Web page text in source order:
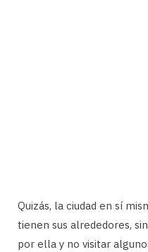
Quizás, la ciudad en sí
tienen sus alrededores,
por ella y no visitar